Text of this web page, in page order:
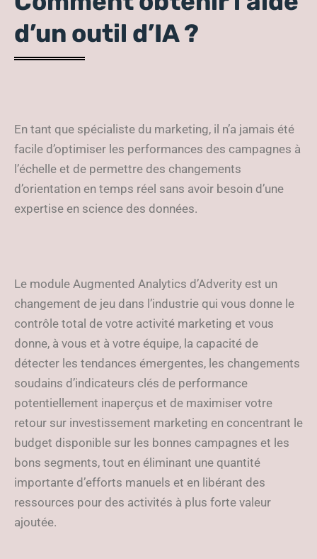
d’un outil d’IA ?
En tant que spécialiste du marketing, il n’a jamais été
facile d’optimiser les performances des campagnes à
l’échelle et de permettre des changements
d’orientation en temps réel sans avoir besoin d’une
expertise en science des données.
Le module Augmented Analytics d’Adverity est un
changement de jeu dans l’industrie qui vous donne le
contrôle total de votre activité marketing et vous
donne, à vous et à votre équipe, la capacité de
détecter les tendances émergentes, les changements
soudains d’indicateurs clés de performance
potentiellement inaperçus et de maximiser votre
retour sur investissement marketing en concentrant le
budget disponible sur les bonnes campagnes et les
bons segments, tout en éliminant une quantité
importante d’efforts manuels et en libérant des
ressources pour des activités à plus forte valeur
ajoutée.